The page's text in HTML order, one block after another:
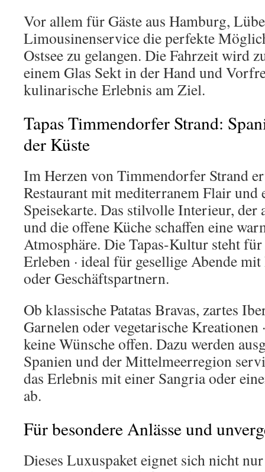
Vor allem für Gäste aus Hamburg,
Limousinenservice die perfekte
Ostsee zu gelangen. Die Fahrzeit wird
einem Glas Sekt in der Hand und
kulinarische Erlebnis am Ziel.
Tapas Timmendorfer Strand:
der Küste
Im Herzen von Timmendorfer Strand
Restaurant mit mediterranem Flair und
Speisekarte. Das stilvolle Interieur, der
und die offene Küche schaffen eine
Atmosphäre. Die Tapas-Kultur steht
Erleben · ideal für gesellige Abende
oder Geschäftspartnern.
Ob klassische Patatas Bravas, zartes
Garnelen oder vegetarische Kreationen
keine Wünsche offen. Dazu werden
Spanien und der Mittelmeerregion
das Erlebnis mit einer Sangria oder
ab.
Für besondere Anlässe und
Dieses Luxuspaket eignet sich nicht